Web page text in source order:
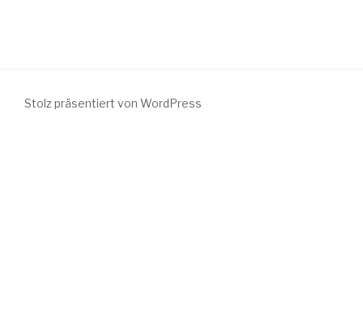
Stolz präsentiert von WordPress